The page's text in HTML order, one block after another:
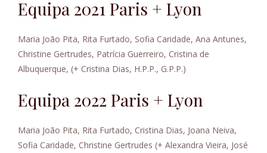
Equipa 2021 Paris + Lyon
Maria João Pita, Rita Furtado, Sofia Caridade, Ana Antunes,
Christine Gertrudes, Patrícia Guerreiro, Cristina de
Albuquerque, (+ Cristina Dias, H.P.P., G.P.P.)
Equipa 2022 Paris + Lyon
Maria João Pita, Rita Furtado, Cristina Dias, Joana Neiva,
Sofia Caridade, Christine Gertrudes (+ Alexandra Vieira, José